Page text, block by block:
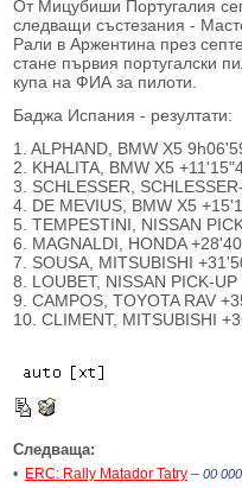
От Мицубиши Португалия
следващи състезания -
Рали в Аржентина през
стане първия португалски
купа на ФИА за пилоти.
Баджа Испания - резултати:
1. ALPHAND, BMW X5
2. KHALITA, BMW X5
3. SCHLESSER,
4. DE MEVIUS, BMW X5
5. TEMPESTINI, NISSAN
6. MAGNALDI, HONDA
7. SOUSA, MITSUBISHI
8. LOUBET, NISSAN PICK-
9. CAMPOS, TOYOTA RAV
10. CLIMENT, MITSUBISHI
Следваща:
• ERC: Rally Matador Tatry – 00